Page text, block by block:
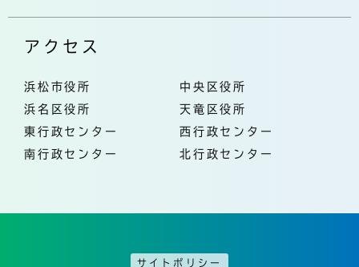
アクセス
浜松市役所
中央区役所
浜名区役所
天竜区役所
東行政センター
西行政センター
南行政センター
北行政センター
サイトポリシー